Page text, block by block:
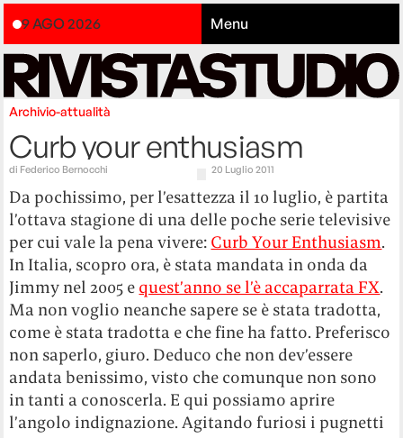
9 AGO 2026 Menu
Archivio-attualità
Curb your enthusiasm
di Federico Bernocchi 20 Luglio 2011
Da pochissimo, per l’esattezza il 10 luglio, è partita
l’ottava stagione di una delle poche serie televisive
per cui vale la pena vivere: Curb Your Enthusiasm.
In Italia, scopro ora, è stata mandata in onda da
Jimmy nel 2005 e quest’anno se l’è accaparrata FX.
Ma non voglio neanche sapere se è stata tradotta,
come è stata tradotta e che fine ha fatto. Preferisco
non saperlo, giuro. Deduco che non dev’essere
andata benissimo, visto che comunque non sono
in tanti a conoscerla. E qui possiamo aprire
l’angolo indignazione. Agitando furiosi i pugnetti